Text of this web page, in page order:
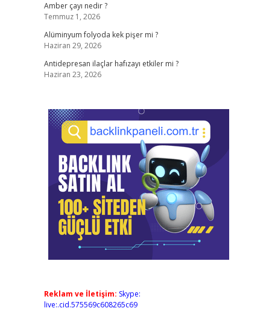
Amber çayı nedir ?
Temmuz 1, 2026
Alüminyum folyoda kek pişer mi ?
Haziran 29, 2026
Antidepresan ilaçlar hafızayı etkiler mi ?
Haziran 23, 2026
Reklam ve İletişim: Skype:
live:.cid.575569c608265c69